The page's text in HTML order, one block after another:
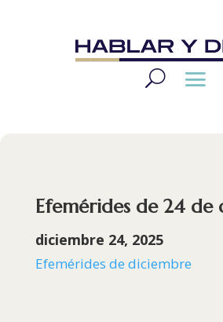
Efemérides de 24 de
diciembre 24, 2025
Efemérides de diciembre